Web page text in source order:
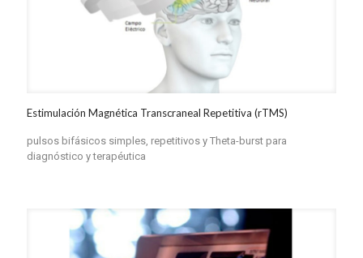
Estimulación Magnética Transcraneal Repetitiva (rTMS)
pulsos bifásicos simples, repetitivos y Theta-burst para
diagnóstico y terapéutica